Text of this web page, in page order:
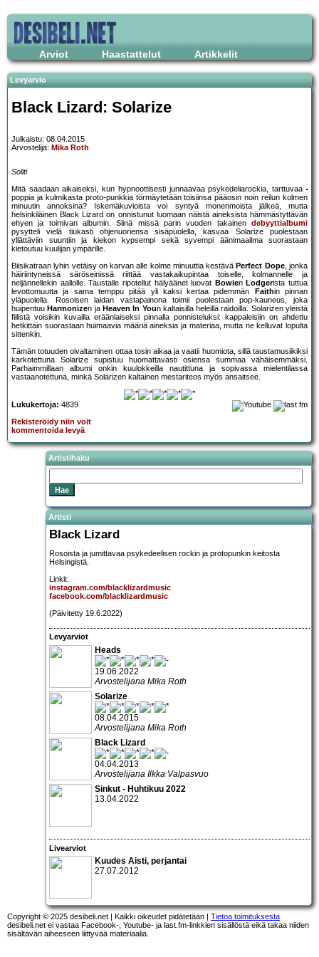
Arviot Haastattelut Artikkelit
Levyarvio
Black Lizard: Solarize
Julkaistu: 08.04.2015
Arvostelija: Mika Roth
Soliti
Mitä saadaan aikaiseksi, kun hypnoottisesti junnaavaa psykedeliarockia, tarttuvaa
poppia ja kulmikasta proto-punkkia törmäytetään toisiinsa pääosin noin reilun kolmen
minuutin annoksina? Iskemäkuvioista voi syntyä monenmoista jälkeä, mutta
helsinkiläinen Black Lizard on onnistunut luomaan näistä aineksista hämmästyttävän
ehyen ja toimivan albumin. Siinä missä parin vuoden takainen debyyttialbumi
pysytteli vielä tiukasti ohjenuoriensa sisäpuolella, kasvaa Solarize puolestaan
yllättäviin suuntiin ja kiekon kypsempi sekä syvempi äänimaailma suorastaan
kietoutuu kuulijan ympärille.
Biisikatraan lyhin vetäisy on karvan alle kolme minuuttia kestävä Perfect Dope, jonka
häiriintyneissä säröseinissä riittää vastakaikupintaa toiselle, kolmannelle ja
neljännellekin aallolle. Taustalle ripotellut hälyäänet luovat Bowien Lodgerista tuttua
levottomuutta ja sama temppu pitää yli kaksi kertaa pidemmän
Faithin pinnan
yläpuolella. Rosoisen laidan vastapainona toimii puolestaan pop-kauneus, joka
huipentuu Harmonizen ja Heaven In Youn kaltaisilla heleillä raidoilla. Solarizen yleistä
fiilistä voisikin kuvailla eräänlaiseksi pinnalla ponnisteluksi: kappaleisiin on ahdettu
hetkittäin suorastaan huimaavia määriä aineksia ja materiaa, mutta ne kelluvat lopulta
sittenkin.
Tämän totuuden oivaltaminen ottaa tosin aikaa ja vaatii huomiota, sillä taustamusiikiksi
karkotettuna Solarize supistuu huomattavasti osiensa summaa vähäisemmäksi.
Parhaimmillaan albumi onkin kuulokkeilla nautittuna ja sopivassa mielentilassa
vastaanotettuna, minkä Solarizen kaltainen mestariteos myös ansaitsee.
Lukukertoja: 4839
Rekisteröidy niin voit
kommentoida levyä
Artistihaku
Artisti
Black Lizard
Rosoista ja jumittavaa psykedeelisen rockin ja protopunkin keitosta
Helsingistä.
Linkit:
instagram.com/blacklizardmusic
facebook.com/blacklizardmusic
(Päivitetty 19.6.2022)
Levyarviot
Heads
19.06.2022
Arvostelijana Mika Roth
Solarize
08.04.2015
Arvostelijana Mika Roth
Black Lizard
04.04.2013
Arvostelijana Ilkka Valpasvuo
Sinkut - Huhtikuu 2022
13.04.2022
Livearviot
Kuudes Aisti, perjantai
27.07.2012
Copyright © 2025 desibeli.net | Kaikki oikeudet pidätetään | Tietoa toimituksesta
desibeli.net ei vastaa Facebook-, Youtube- ja last.fm-linkkien sisällöstä eikä takaa niiden
sisältävän aiheeseen liittyvää materiaalia.